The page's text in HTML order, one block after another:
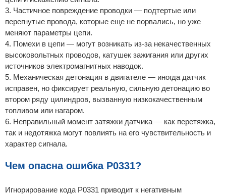
3. Частичное повреждение проводки — подтертые или
перегнутые провода, которые еще не порвались, но уже
меняют параметры цепи.
4. Помехи в цепи — могут возникать из-за некачественных
высоковольтных проводов, катушек зажигания или других
источников электромагнитных наводок.
5. Механическая детонация в двигателе — иногда датчик
исправен, но фиксирует реальную, сильную детонацию во
втором ряду цилиндров, вызванную низкокачественным
топливом или нагаром.
6. Неправильный момент затяжки датчика — как перетяжка,
так и недотяжка могут повлиять на его чувствительность и
характер сигнала.
Чем опасна ошибка P0331?
Игнорирование кода P0331 приводит к негативным